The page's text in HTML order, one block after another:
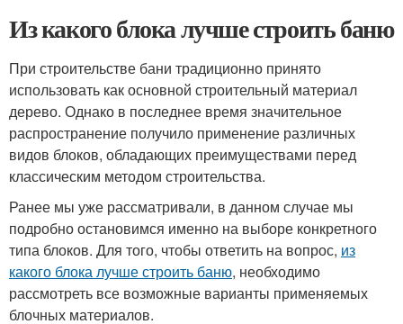
Из какого блока лучше строить баню
При строительстве бани традиционно принято
использовать как основной строительный материал
дерево. Однако в последнее время значительное
распространение получило применение различных
видов блоков, обладающих преимуществами перед
классическим методом строительства.
Ранее мы уже рассматривали, в данном случае мы
подробно остановимся именно на выборе конкретного
типа блоков. Для того, чтобы ответить на вопрос, из
какого блока лучше строить баню, необходимо
рассмотреть все возможные варианты применяемых
блочных материалов.